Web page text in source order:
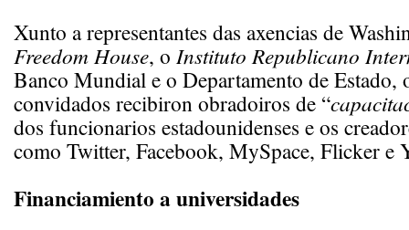
Xunto a representantes das axencias de
Freedom House, o Instituto Republicano
Banco Mundial e o Departamento de Estado,
convidados recibiron obradoiros de “
dos funcionarios estadounidenses e os
como Twitter, Facebook, MySpace, Flicker e
Financiamiento a universidades